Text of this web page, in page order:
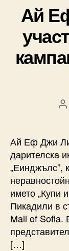
Ай
Ай Еф Джи
дарителска
„Еинджълс”,
името „Купи
Пикадили в
Mall of Sofia.
[…]